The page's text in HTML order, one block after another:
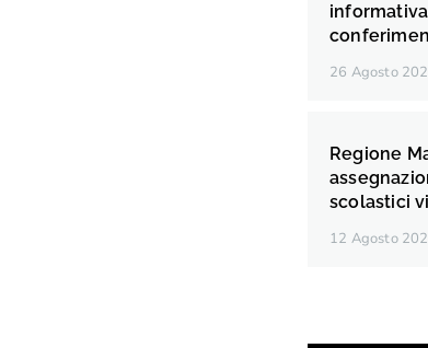
26 Agosto
Regione
scolastici
12 Agosto